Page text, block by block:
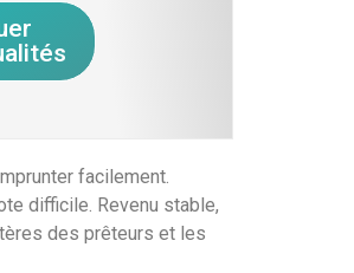
facilement.
difficile. Revenu stable,
des prêteurs et les